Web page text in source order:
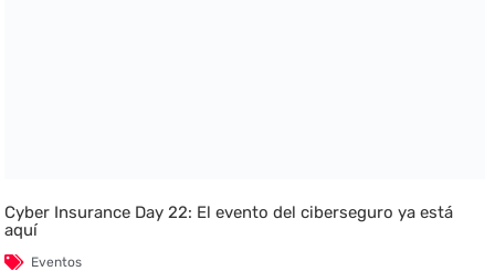
Cyber Insurance Day 22: El evento del ciberseguro ya está
aquí
Eventos